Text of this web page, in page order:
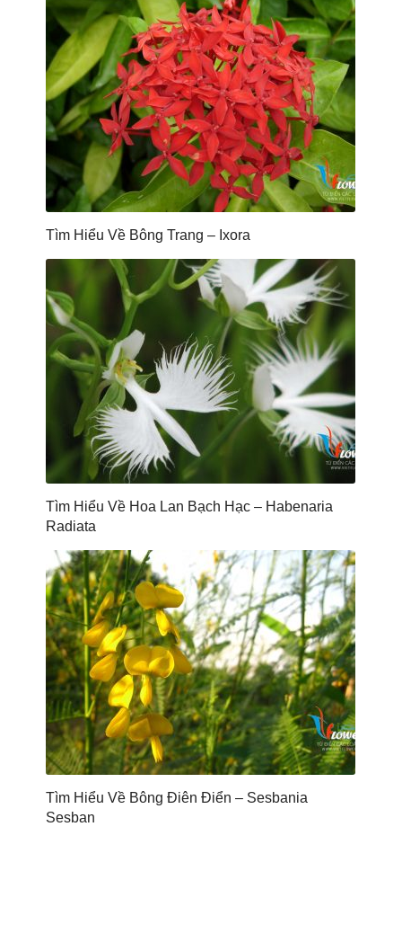
Tìm Hiểu Về Bông Trang – Ixora
Tìm Hiểu Về Hoa Lan Bạch Hạc – Habenaria
Radiata
Tìm Hiểu Về Bông Điên Điển – Sesbania
Sesban